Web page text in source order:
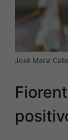
Josè Maria